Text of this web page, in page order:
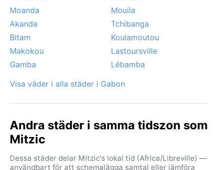
Moanda
Mouila
Akanda
Tchibanga
Bitam
Koulamoutou
Makokou
Lastoursville
Gamba
Lébamba
Visa väder i alla städer i Gabon
Andra städer i samma tidszon som
Mitzic
Dessa städer delar Mitzic's lokal tid (Africa/Libreville) —
användbart för att schemalägga samtal eller jämföra